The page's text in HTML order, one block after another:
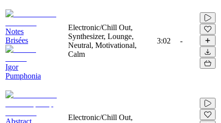
Notes
Brisées
Igor
Pumphonia
Electronic/Chill Out,
Synthesizer, Lounge,
Neutral, Motivational,
Calm
3:02 -
Abstract
Electronic/Chill Out,